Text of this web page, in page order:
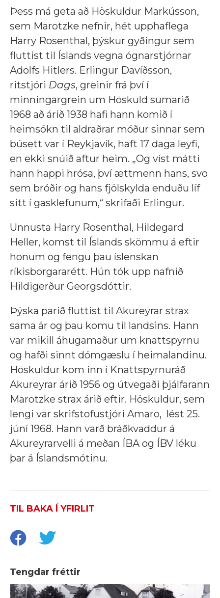
Þess má geta að Höskuldur Markússon,
sem Marotzke nefnir, hét upphaflega
Harry Rosenthal, þýskur gyðingur sem
fluttist til Íslands vegna ógnarstjórnar
Adolfs Hitlers. Erlingur Davíðsson,
ritstjóri Dags, greinir frá því í
minningargrein um Höskuld sumarið
1968 að árið 1938 hafi hann komið í
heimsókn til aldraðrar móður sinnar sem
búsett var í Reykjavík, haft 17 daga leyfi,
en ekki snúið aftur heim. „Og víst mátti
hann happi hrósa, því ættmenn hans, svo
sem bróðir og hans fjölskylda enduðu líf
sitt í gasklefunum,“ skrifaði Erlingur.
Unnusta Harry Rosenthal, Hildegard
Heller, komst til Íslands skömmu á eftir
honum og fengu þau íslenskan
ríkisborgararétt. Hún tók upp nafnið
Hildigerður Georgsdóttir.
Þýska parið fluttist til Akureyrar strax
sama ár og þau komu til landsins. Hann
var mikill áhugamaður um knattspyrnu
og hafði sinnt dómgæslu í heimalandinu.
Höskuldur kom inn í Knattspyrnuráð
Akureyrar árið 1956 og útvegaði þjálfarann
Marotzke strax árið eftir. Höskuldur, sem
lengi var skrifstofustjóri Amaro, lést 25.
júní 1968. Hann varð bráðkvaddur á
Akureyrarvelli á meðan ÍBA og ÍBV léku
þar á Íslandsmótinu.
TIL BAKA Í YFIRLIT
Tengdar fréttir